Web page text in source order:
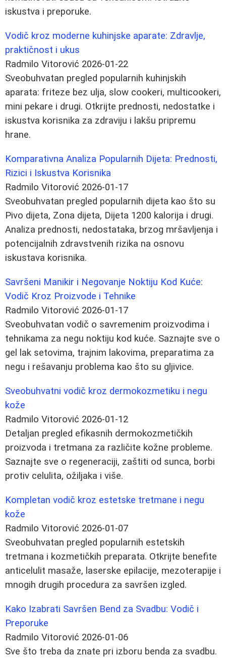
iskustva i preporuke.
Vodič kroz moderne kuhinjske aparate: Zdravlje,
praktičnost i ukus
Radmilo Vitorović 2026-01-22
Sveobuhvatan pregled popularnih kuhinjskih
aparata: friteze bez ulja, slow cookeri, multicookeri,
mini pekare i drugi. Otkrijte prednosti, nedostatke i
iskustva korisnika za zdraviju i lakšu pripremu
hrane.
Komparativna Analiza Popularnih Dijeta: Prednosti,
Rizici i Iskustva Korisnika
Radmilo Vitorović 2026-01-17
Sveobuhvatan pregled popularnih dijeta kao što su
Pivo dijeta, Zona dijeta, Dijeta 1200 kalorija i drugi.
Analiza prednosti, nedostataka, brzog mršavljenja i
potencijalnih zdravstvenih rizika na osnovu
iskustava korisnika.
Savršeni Manikir i Negovanje Noktiju Kod Kuće:
Vodič Kroz Proizvode i Tehnike
Radmilo Vitorović 2026-01-17
Sveobuhvatan vodič o savremenim proizvodima i
tehnikama za negu noktiju kod kuće. Saznajte sve o
gel lak setovima, trajnim lakovima, preparatima za
negu i rešavanju problema kao što su gljivice.
Sveobuhvatni vodič kroz dermokozmetiku i negu
kože
Radmilo Vitorović 2026-01-12
Detaljan pregled efikasnih dermokozmetičkih
proizvoda i tretmana za različite kožne probleme.
Saznajte sve o regeneraciji, zaštiti od sunca, borbi
protiv celulita, ožiljaka i više.
Kompletan vodič kroz estetske tretmane i negu
kože
Radmilo Vitorović 2026-01-07
Sveobuhvatan pregled popularnih estetskih
tretmana i kozmetičkih preparata. Otkrijte benefite
anticelulit masaže, laserske epilacije, mezoterapije i
mnogih drugih procedura za savršen izgled.
Kako Izabrati Savršen Bend za Svadbu: Vodič i
Preporuke
Radmilo Vitorović 2026-01-06
Sve što treba da znate pri izboru benda za svadbu.